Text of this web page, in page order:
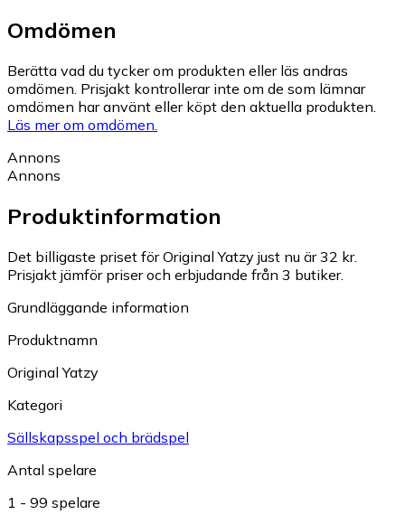
Omdömen
Berätta vad du tycker om produkten eller läs andras
omdömen. Prisjakt kontrollerar inte om de som lämnar
omdömen har använt eller köpt den aktuella produkten.
Läs mer om omdömen.
Annons
Annons
Produktinformation
Det billigaste priset för Original Yatzy just nu är 32 kr.
Prisjakt jämför priser och erbjudande från 3 butiker.
Grundläggande information
Produktnamn
Original Yatzy
Kategori
Sällskapsspel och brädspel
Antal spelare
1 - 99 spelare